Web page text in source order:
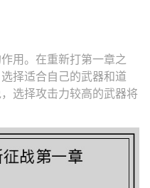
用。在重新打第一章之
择适合自己的武器和道
选择攻击力较高的武器将